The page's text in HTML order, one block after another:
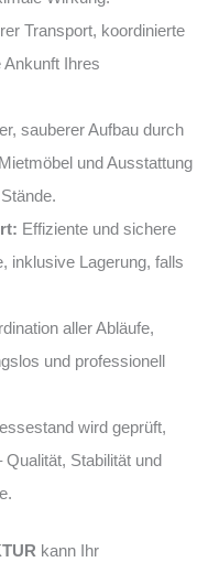
Transport, koordinierte
Ankunft Ihres
sauberer Aufbau durch
und Ausstattung
Effiziente und sichere
inklusive Lagerung, falls
aller Abläufe,
und professionell
wird geprüft,
Stabilität und
kann Ihr